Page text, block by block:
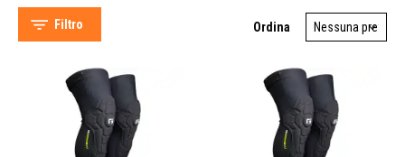
G-Form (28)
Giro (2)
Bluegrass (1)
Alpina Bikes (1)
Filtro Ordina